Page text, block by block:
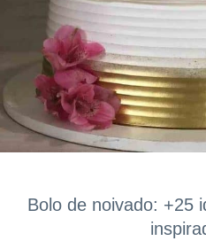
Bolo de noivado: +25